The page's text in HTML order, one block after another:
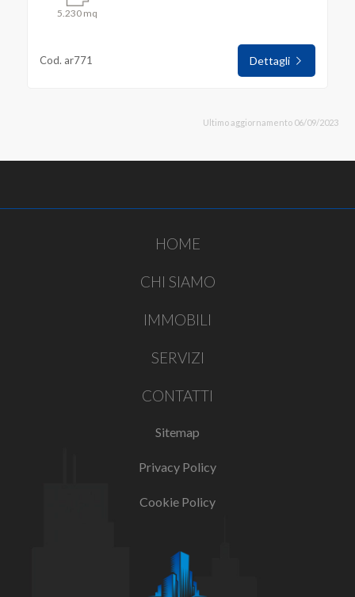
5.230 mq
Cod. ar771 Dettagli
Ultimo aggiornamento 06/09/2023
HOME
CHI SIAMO
IMMOBILI
SERVIZI
CONTATTI
Sitemap
Privacy Policy
Cookie Policy